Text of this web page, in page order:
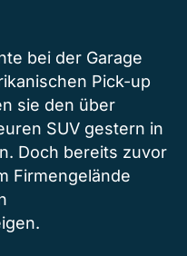
bei der Garage
Pick-up
sie den über
SUV gestern in
Doch bereits zuvor
Firmengelände